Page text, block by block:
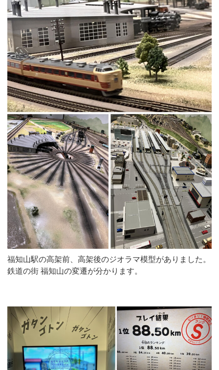
福知山駅の高架前、高架後のジオラマ模型がありました。
鉄道の街 福知山の変遷が分かります。